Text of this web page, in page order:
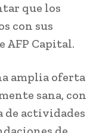
que los
con sus
AFP Capital.
amplia oferta
sana, con
de actividades